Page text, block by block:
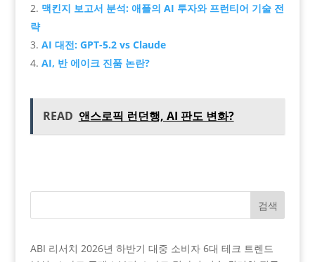
맥킨지 보고서 분석: 애플의 AI 투자와 프런티어 기술 전
략
AI 대전: GPT-5.2 vs Claude
AI, 반 에이크 진품 논란?
READ 앤스로픽 런던행, AI 판도 변화?
검색
ABI 리서치 2026년 하반기 대중 소비자 6대 테크 트렌드